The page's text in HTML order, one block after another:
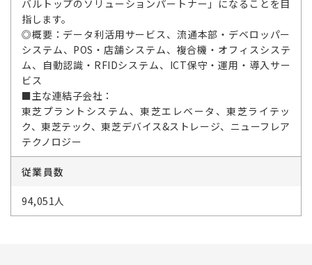
バルトップのソリューションパートナー」になることを目
指します。
◎概要：データ利活用サービス、流通本部・デベロッパー
システム、POS・店舗システム、複合機・オフィスシステ
ム、自動認識・RFIDシステム、ICT保守・運用・導入サー
ビス
■主な連結子会社：
東芝プラントシステム、東芝エレベータ、東芝ライテッ
ク、東芝テック、東芝デバイス&ストレージ、ニューフレア
テクノロジー
従業員数
94,051人